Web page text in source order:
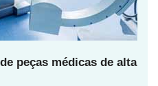
peças médicas de alta